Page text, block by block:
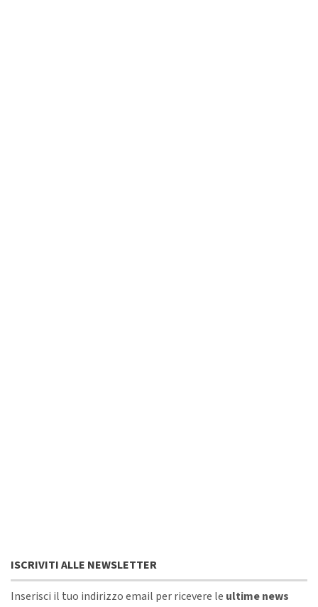
ISCRIVITI ALLE NEWSLETTER
Inserisci il tuo indirizzo email per ricevere le ultime news